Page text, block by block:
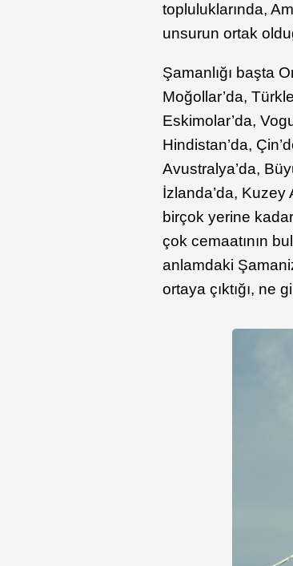
topluluklarında,
unsurun ortak
Şamanlığı başta
Moğollar’da,
Eskimolar’da,
Hindistan’da,
Avustralya’da,
İzlanda’da, Kuzey
birçok yerine
çok cemaatının
anlamdaki
ortaya çıktığı, ne